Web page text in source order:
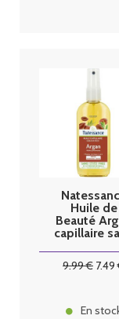
Huile de
Beauté
capillaire
9.99€ 7.49
En